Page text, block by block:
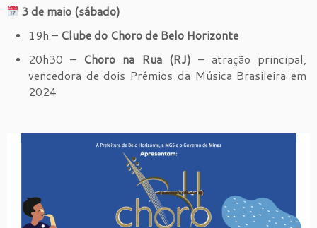
3 de maio (sábado)
19h – Clube do Choro de Belo Horizonte
20h30 – Choro na Rua (RJ) – atração principal,
vencedora de dois Prêmios da Música Brasileira em
2024